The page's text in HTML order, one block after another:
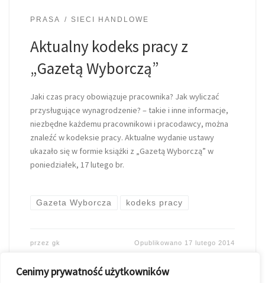
Cenimy prywatność użytkowników
PRASA SIECI HANDLOWE
Aktualny kodeks pracy z
„Gazetą Wyborczą”
Jaki czas pracy obowiązuje pracownika? Jak wyliczać
przysługujące wynagrodzenie? – takie i inne informacje,
niezbędne każdemu pracownikowi i pracodawcy, można
znaleźć w kodeksie pracy. Aktualne wydanie ustawy
ukazało się w formie książki z „Gazetą Wyborczą” w
poniedziałek, 17 lutego br.
Gazeta Wyborcza kodeks pracy
przez gk Opublikowano 17 lutego 2014